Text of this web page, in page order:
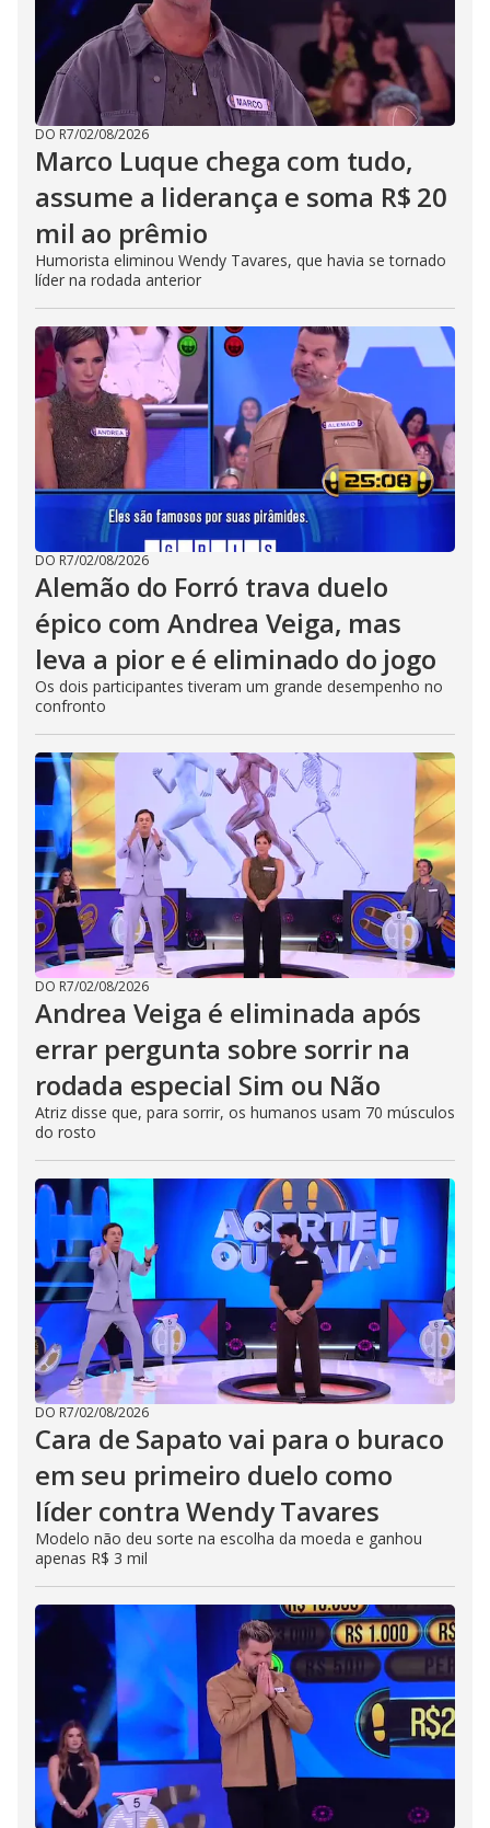
DO R7/02/08/2026
Marco Luque chega com tudo,
assume a liderança e soma R$ 20
mil ao prêmio
Humorista eliminou Wendy Tavares, que havia se tornado
líder na rodada anterior
DO R7/02/08/2026
Alemão do Forró trava duelo
épico com Andrea Veiga, mas
leva a pior e é eliminado do jogo
Os dois participantes tiveram um grande desempenho no
confronto
DO R7/02/08/2026
Andrea Veiga é eliminada após
errar pergunta sobre sorrir na
rodada especial Sim ou Não
Atriz disse que, para sorrir, os humanos usam 70 músculos
do rosto
DO R7/02/08/2026
Cara de Sapato vai para o buraco
em seu primeiro duelo como
líder contra Wendy Tavares
Modelo não deu sorte na escolha da moeda e ganhou
apenas R$ 3 mil